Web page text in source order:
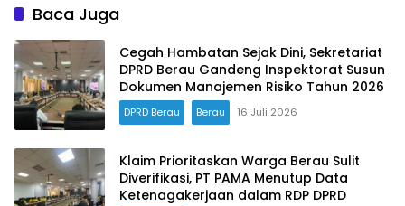
Baca Juga
Cegah Hambatan Sejak Dini, Sekretariat
DPRD Berau Gandeng Inspektorat Susun
Dokumen Manajemen Risiko Tahun 2026
DPRD Berau Berau 16 Juli 2026
Klaim Prioritaskan Warga Berau Sulit
Diverifikasi, PT PAMA Menutup Data
Ketenagakerjaan dalam RDP DPRD